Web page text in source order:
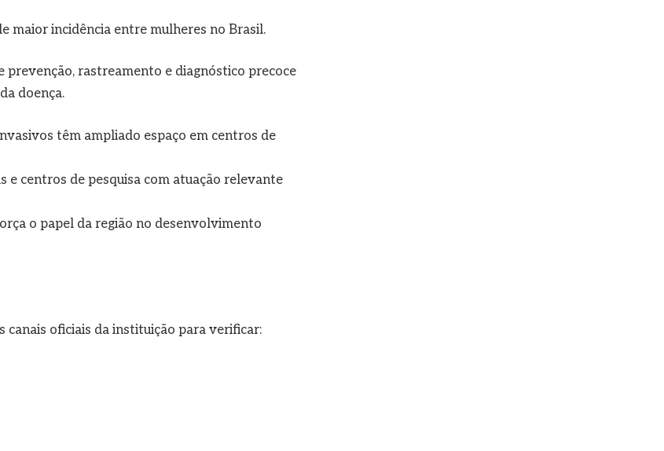
maior incidência entre mulheres no Brasil.
rastreamento e diagnóstico precoce
doença.
têm ampliado espaço em centros de
e centros de pesquisa com atuação relevante
o papel da região no desenvolvimento
oficiais da instituição para verificar: